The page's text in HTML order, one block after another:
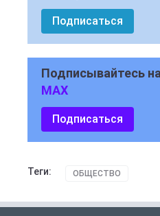
Подписаться
Подписывайтесь
MAX
Подписаться
Теги: ОБЩЕСТВО